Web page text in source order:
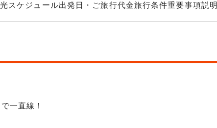
スケジュール出発日・ご旅行代金旅行条件重要事項説明
一直線！